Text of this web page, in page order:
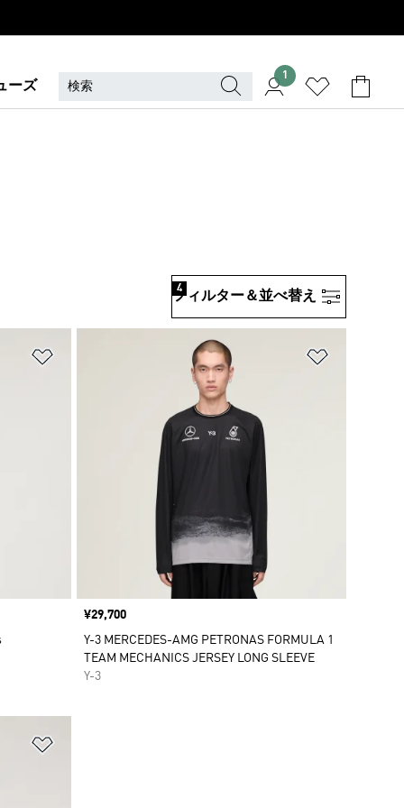
ーズ
1
フィルター＆並べ替え
4
ほしいものリストに追加
価格
¥29,700
Y-3 MERCEDES-AMG PETRONAS FORMULA 1
TEAM MECHANICS JERSEY LONG SLEEVE
Y-3